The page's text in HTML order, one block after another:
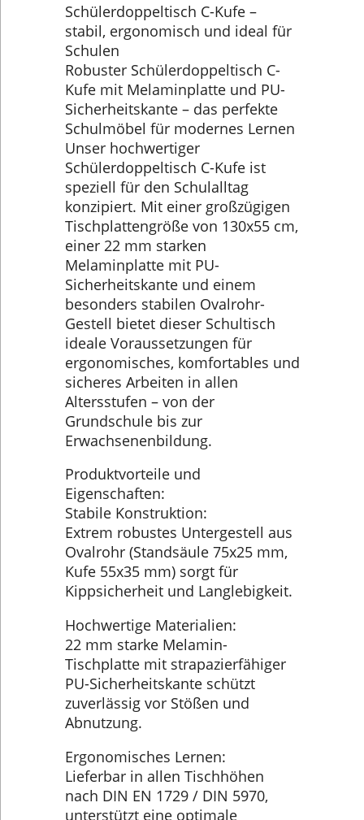
Schülerdoppeltisch C-Kufe –
stabil, ergonomisch und ideal für
Schulen
Robuster Schülerdoppeltisch C-
Kufe mit Melaminplatte und PU-
Sicherheitskante – das perfekte
Schulmöbel für modernes Lernen
Unser hochwertiger
Schülerdoppeltisch C-Kufe ist
speziell für den Schulalltag
konzipiert. Mit einer großzügigen
Tischplattengröße von 130x55 cm,
einer 22 mm starken
Melaminplatte mit PU-
Sicherheitskante und einem
besonders stabilen Ovalrohr-
Gestell bietet dieser Schultisch
ideale Voraussetzungen für
ergonomisches, komfortables und
sicheres Arbeiten in allen
Altersstufen – von der
Grundschule bis zur
Erwachsenenbildung.
Produktvorteile und
Eigenschaften:
Stabile Konstruktion:
Extrem robustes Untergestell aus
Ovalrohr (Standsäule 75x25 mm,
Kufe 55x35 mm) sorgt für
Kippsicherheit und Langlebigkeit.
Hochwertige Materialien:
22 mm starke Melamin-
Tischplatte mit strapazierfähiger
PU-Sicherheitskante schützt
zuverlässig vor Stößen und
Abnutzung.
Ergonomisches Lernen:
Lieferbar in allen Tischhöhen
nach DIN EN 1729 / DIN 5970,
unterstützt eine optimale